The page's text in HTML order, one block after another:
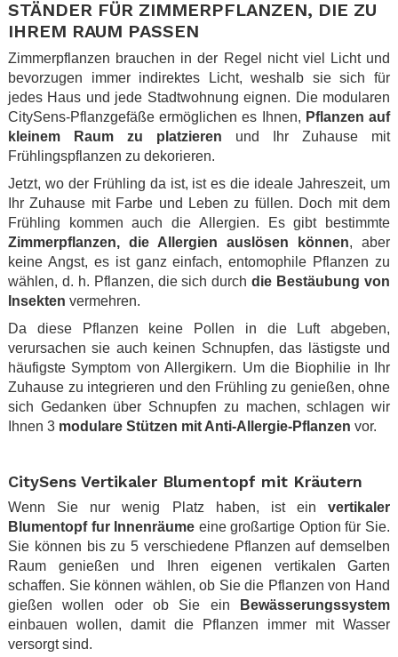
STÄNDER FÜR ZIMMERPFLANZEN, DIE ZU
IHREM RAUM PASSEN
Zimmerpflanzen brauchen in der Regel nicht viel Licht und
bevorzugen immer indirektes Licht, weshalb sie sich für
jedes Haus und jede Stadtwohnung eignen. Die modularen
CitySens-Pflanzgefäße ermöglichen es Ihnen, Pflanzen auf
kleinem Raum zu platzieren und Ihr Zuhause mit
Frühlingspflanzen zu dekorieren.
Jetzt, wo der Frühling da ist, ist es die ideale Jahreszeit, um
Ihr Zuhause mit Farbe und Leben zu füllen. Doch mit dem
Frühling kommen auch die Allergien. Es gibt bestimmte
Zimmerpflanzen, die Allergien auslösen können, aber
keine Angst, es ist ganz einfach, entomophile Pflanzen zu
wählen, d. h. Pflanzen, die sich durchdie Bestäubung von
Insekten vermehren.
Da diese Pflanzen keine Pollen in die Luft abgeben,
verursachen sie auch keinen Schnupfen, das lästigste und
häufigste Symptom von Allergikern. Um die Biophilie in Ihr
Zuhause zu integrieren und den Frühling zu genießen, ohne
sich Gedanken über Schnupfen zu machen, schlagen wir
Ihnen 3 modulare Stützen mit Anti-Allergie-Pflanzen vor.
CitySens Vertikaler Blumentopf mit Kräutern
Wenn Sie nur wenig Platz haben, ist ein vertikaler
Blumentopf fur Innenräume eine großartige Option für Sie.
Sie können bis zu 5 verschiedene Pflanzen auf demselben
Raum genießen und Ihren eigenen vertikalen Garten
schaffen. Sie können wählen, ob Sie die Pflanzen von Hand
gießen wollen oder ob Sie ein
Bewässerungssystem
einbauen wollen, damit die Pflanzen immer mit Wasser
versorgt sind.